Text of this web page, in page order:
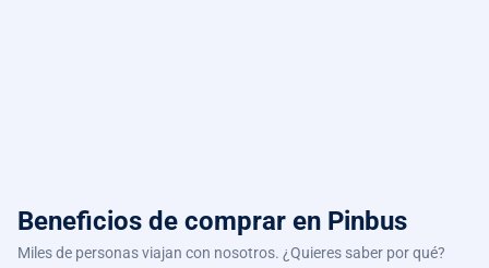
Beneficios de comprar en Pinbus
Miles de personas viajan con nosotros. ¿Quieres saber por qué?